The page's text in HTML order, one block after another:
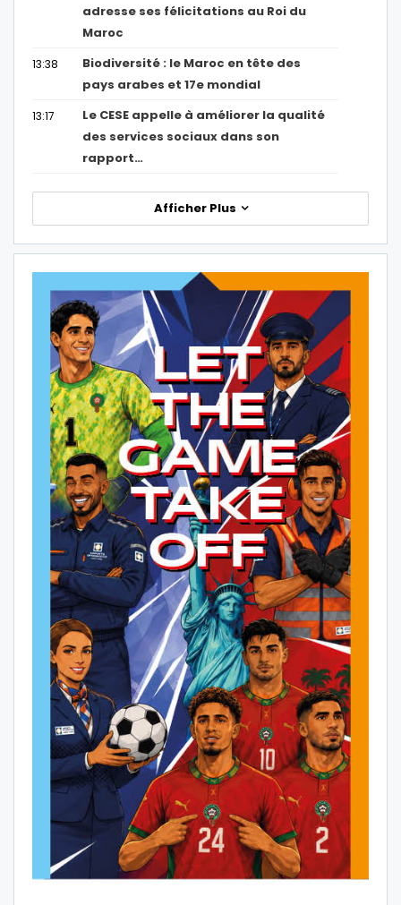
adresse ses félicitations au Roi du
Maroc
13:38
Biodiversité : le Maroc en tête des
pays arabes et 17e mondial
13:17
Le CESE appelle à améliorer la qualité
des services sociaux dans son
rapport…
Afficher Plus